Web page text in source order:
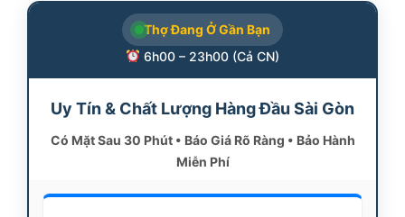
Thợ Đang Ở Gần Bạn
6h00 – 23h00 (Cả CN)
Uy Tín & Chất Lượng Hàng Đầu Sài Gòn
Có Mặt Sau 30 Phút • Báo Giá Rõ Ràng • Bảo Hành
Miễn Phí